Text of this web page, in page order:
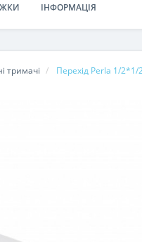
ІНФОРМАЦІЯ
тримачі Перехід Perla 1/2*1/